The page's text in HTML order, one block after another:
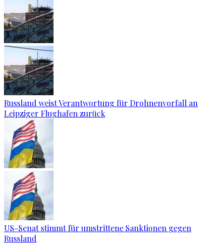
Russland weist Verantwortung für Drohnenvorfall an
Leipziger Flughafen zurück
US-Senat stimmt für umstrittene Sanktionen gegen
Russland